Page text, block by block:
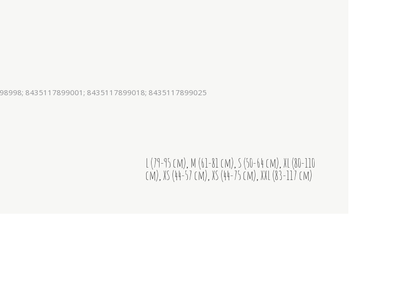
8435117899001; 8435117899018; 8435117899025
L (79-95 cm), M (61-81 cm),S (50-64 cm),XL (80-110
cm),XS (44-57 cm),XS (44-75 cm),XXL (83-117 cm)